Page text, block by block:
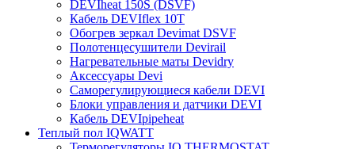
DEVIheat 150S (DSVF)
Кабель DEVIflex 10T
Обогрев зеркал Devimat DSVF
Полотенцесушители Devirail
Нагревательные маты Devidry
Аксессуары Devi
Саморегулирующиеся кабели DEVI
Блоки управления и датчики DEVI
Кабель DEVIpipeheat
Теплый пол IQWATT